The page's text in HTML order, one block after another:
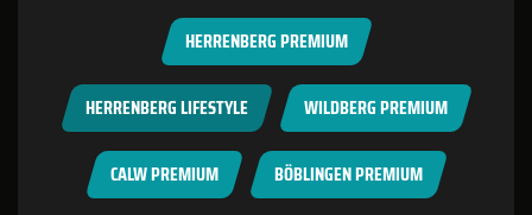
HERRENBERG PREMIUM
HERRENBERG LIFESTYLE WILDBERG PREMIUM
CALW PREMIUM BÖBLINGEN PREMIUM